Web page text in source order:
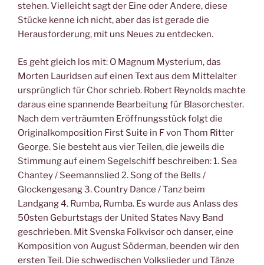
stehen. Vielleicht sagt der Eine oder Andere, diese
Stücke kenne ich nicht, aber das ist gerade die
Herausforderung, mit uns Neues zu entdecken.
Es geht gleich los mit: O Magnum Mysterium, das
Morten Lauridsen auf einen Text aus dem Mittelalter
ursprünglich für Chor schrieb. Robert Reynolds machte
daraus eine spannende Bearbeitung für Blasorchester.
Nach dem verträumten Eröffnungsstück folgt die
Originalkomposition First Suite in F von Thom Ritter
George. Sie besteht aus vier Teilen, die jeweils die
Stimmung auf einem Segelschiff beschreiben: 1. Sea
Chantey / Seemannslied 2. Song of the Bells /
Glockengesang 3. Country Dance / Tanz beim
Landgang 4. Rumba, Rumba. Es wurde aus Anlass des
50sten Geburtstags der United States Navy Band
geschrieben. Mit Svenska Folkvisor och danser, eine
Komposition von August Söderman, beenden wir den
ersten Teil. Die schwedischen Volkslieder und Tänze